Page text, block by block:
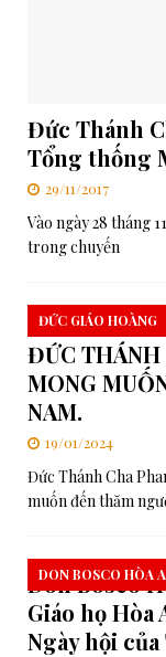
Đức Thánh
Tổng thống
29/11/2017
Vào ngày 28 tháng
trong chuyến
ĐỨC THÁNH
MONG
NAM.
ĐỨC GIÁO HOÀNG
19/01/2024
Đức Thánh Cha
muốn đến thăm
Don Bosco
Giáo họ
Ngày hội
DON BOSCO HÒA